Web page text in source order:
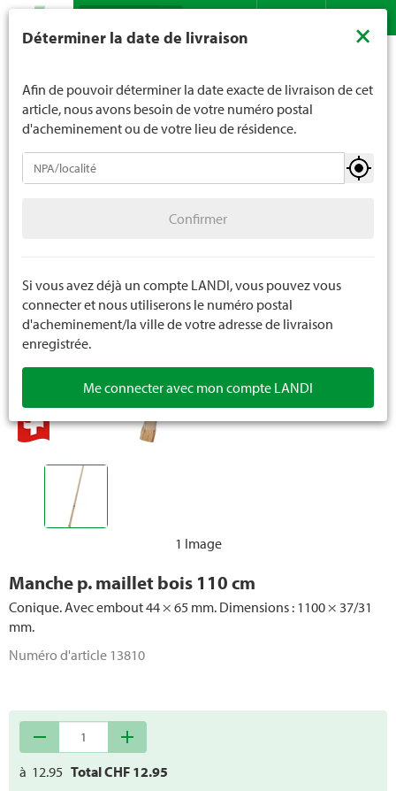
Recherche
1 Image
Manche p. maillet bois 110 cm
Conique. Avec embout 44 × 65 mm. Dimensions : 1100 × 37/31
mm.
Numéro d'article 13810
remove add
à 12.95 Total CHF 12.95
Appareils portables
Pales / Bêches / Pioches
Fourches / Râteaux / Faux
Balais / Brosses / Appareils de balayage
Scies / Haches / Maillet
Petits appareils
Ciseaux
Pulvérisateurs
Appareils de déneigement
Pièces de rechange outils portables
Déterminer la date de livraison ×
Afin de pouvoir déterminer la date exacte de livraison de cet
article, nous avons besoin de votre numéro postal
d'acheminement ou de votre lieu de résidence.
Confirmer
Si vous avez déjà un compte LANDI, vous pouvez vous
connecter et nous utiliserons le numéro postal
d'acheminement/la ville de votre adresse de livraison
enregistrée.
Me connecter avec mon compte LANDI
moins de 16 ans. La limite d'âge est de 18 ans pour les
nous indiquez votre âge de manière contraignante.